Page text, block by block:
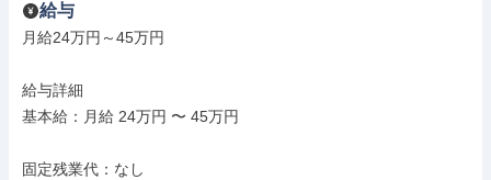
給与
月給24万円～45万円
給与詳細
基本給：月給 24万円 〜 45万円
固定残業代：なし